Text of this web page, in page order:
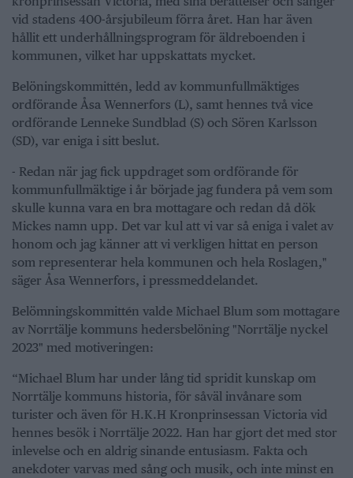
vid stadens 400-årsjubileum förra året. Han har även
hållit ett underhållningsprogram för äldreboenden i
kommunen, vilket har uppskattats mycket.
Belöningskommittén, ledd av kommunfullmäktiges
ordförande Åsa Wennerfors (L), samt hennes två vice
ordförande Lenneke Sundblad (S) och Sören Karlsson
(SD), var eniga i sitt beslut.
- Redan när jag fick uppdraget som ordförande för
kommunfullmäktige i år började jag fundera på vem som
skulle kunna vara en bra mottagare och redan då dök
Mickes namn upp. Det var kul att vi var så eniga i valet av
honom och jag känner att vi verkligen hittat en person
som representerar hela kommunen och hela Roslagen,"
säger Åsa Wennerfors, i pressmeddelandet.
Belömningskommittén valde Michael Blum som mottagare
av Norrtälje kommuns hedersbelöning "Norrtälje nyckel
2023" med motiveringen:
“Michael Blum har under lång tid spridit kunskap om
Norrtälje kommuns historia, för såväl invånare som
turister och även för H.K.H Kronprinsessan Victoria vid
hennes besök i Norrtälje 2022. Han har gjort det med stor
inlevelse och en aldrig sinande entusiasm. Fakta och
anekdoter varvas med sång och musik, och inte minst en